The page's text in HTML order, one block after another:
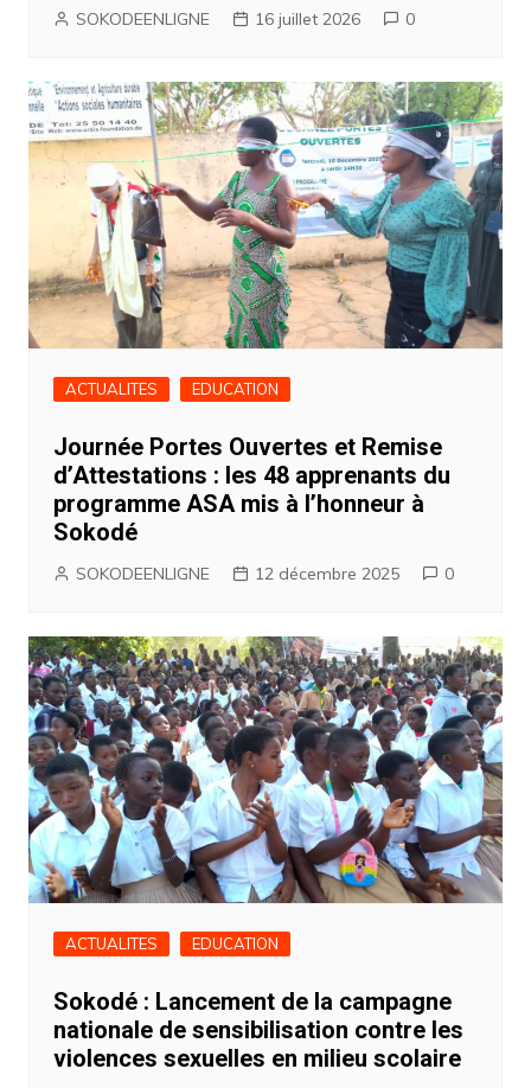
SOKODEENLIGNE 16 juillet 2026 0
ACTUALITES EDUCATION
Journée Portes Ouvertes et Remise
d’Attestations : les 48 apprenants du
programme ASA mis à l’honneur à
Sokodé
SOKODEENLIGNE 12 décembre 2025 0
ACTUALITES EDUCATION
Sokodé : Lancement de la campagne
nationale de sensibilisation contre les
violences sexuelles en milieu scolaire